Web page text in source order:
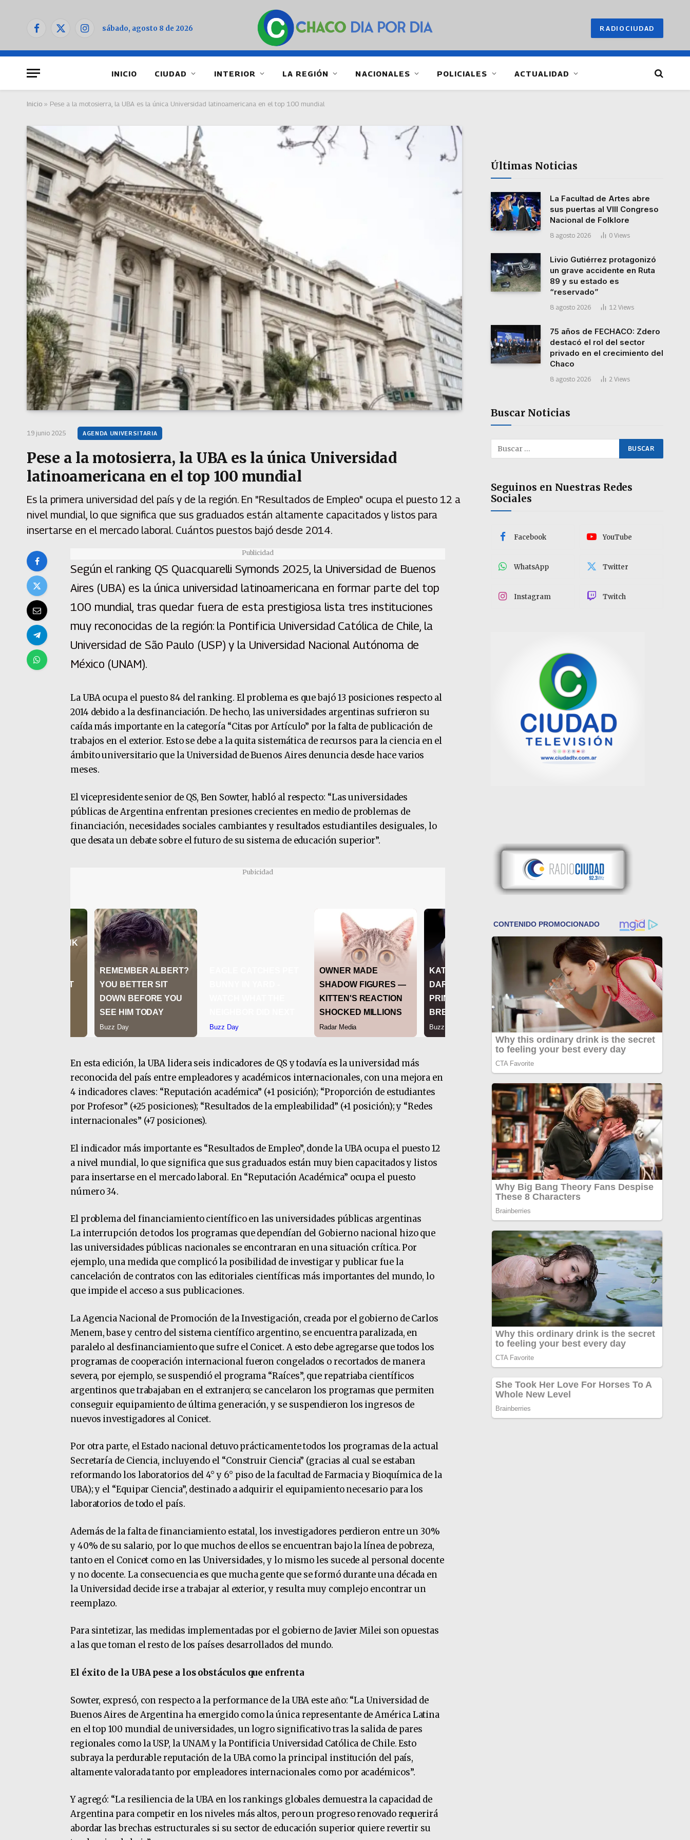
Facebook
X
Instagramsábado, agosto 8 de 2026 RADIOCIUDAD
INICIO CIUDAD INTERIOR LA REGIÓN NACIONALES POLICIALES ACTUALIDAD
Inicio » Pese a la motosierra, la UBA es la única Universidad latinoamericana en el top 100 mundial
19 junio 2025 AGENDA UNIVERSITARIA
Pese a la motosierra, la UBA es la única Universidad
latinoamericana en el top 100 mundial
Es la primera universidad del país y de la región. En "Resultados de Empleo" ocupa el puesto 12 a
nivel mundial, lo que significa que sus graduados están altamente capacitados y listos para
insertarse en el mercado laboral. Cuántos puestos bajó desde 2014.
Publicidad
Según el ranking QS Quacquarelli Symonds 2025, la Universidad de Buenos
Aires (UBA) es la única universidad latinoamericana en formar parte del top
100 mundial, tras quedar fuera de esta prestigiosa lista tres instituciones
muy reconocidas de la región: la Pontificia Universidad Católica de Chile, la
Universidad de São Paulo (USP) y la Universidad Nacional Autónoma de
México (UNAM).
La UBA ocupa el puesto 84 del ranking. El problema es que bajó 13 posiciones respecto al
2014 debido a la desfinanciación. De hecho, las universidades argentinas sufrieron su
caída más importante en la categoría “Citas por Artículo” por la falta de publicación de
trabajos en el exterior. Esto se debe a la quita sistemática de recursos para la ciencia en el
ámbito universitario que la Universidad de Buenos Aires denuncia desde hace varios
meses.
El vicepresidente senior de QS, Ben Sowter, habló al respecto: “Las universidades
públicas de Argentina enfrentan presiones crecientes en medio de problemas de
financiación, necesidades sociales cambiantes y resultados estudiantiles desiguales, lo
que desata un debate sobre el futuro de su sistema de educación superior”.
Pubicidad
En esta edición, la UBA lidera seis indicadores de QS y todavía es la universidad más
reconocida del país entre empleadores y académicos internacionales, con una mejora en
4 indicadores claves: “Reputación académica” (+1 posición); “Proporción de estudiantes
por Profesor” (+25 posiciones); “Resultados de la empleabilidad” (+1 posición); y “Redes
internacionales” (+7 posiciones).
El indicador más importante es “Resultados de Empleo”, donde la UBA ocupa el puesto 12
a nivel mundial, lo que significa que sus graduados están muy bien capacitados y listos
para insertarse en el mercado laboral. En “Reputación Académica” ocupa el puesto
número 34.
El problema del financiamiento científico en las universidades públicas argentinas
La interrupción de todos los programas que dependían del Gobierno nacional hizo que
las universidades públicas nacionales se encontraran en una situación crítica. Por
ejemplo, una medida que complicó la posibilidad de investigar y publicar fue la
cancelación de contratos con las editoriales científicas más importantes del mundo, lo
que impide el acceso a sus publicaciones.
La Agencia Nacional de Promoción de la Investigación, creada por el gobierno de Carlos
Menem, base y centro del sistema científico argentino, se encuentra paralizada, en
paralelo al desfinanciamiento que sufre el Conicet. A esto debe agregarse que todos los
programas de cooperación internacional fueron congelados o recortados de manera
severa, por ejemplo, se suspendió el programa “Raíces”, que repatriaba científicos
argentinos que trabajaban en el extranjero; se cancelaron los programas que permiten
conseguir equipamiento de última generación, y se suspendieron los ingresos de
nuevos investigadores al Conicet.
Por otra parte, el Estado nacional detuvo prácticamente todos los programas de la actual
Secretaría de Ciencia, incluyendo el “Construir Ciencia” (gracias al cual se estaban
reformando los laboratorios del 4° y 6° piso de la facultad de Farmacia y Bioquímica de la
UBA); y el “Equipar Ciencia”, destinado a adquirir el equipamiento necesario para los
laboratorios de todo el país.
Además de la falta de financiamiento estatal, los investigadores perdieron entre un 30%
y 40% de su salario, por lo que muchos de ellos se encuentran bajo la línea de pobreza,
tanto en el Conicet como en las Universidades, y lo mismo les sucede al personal docente
y no docente. La consecuencia es que mucha gente que se formó durante una década en
la Universidad decide irse a trabajar al exterior, y resulta muy complejo encontrar un
reemplazo.
Para sintetizar, las medidas implementadas por el gobierno de Javier Milei son opuestas
a las que toman el resto de los países desarrollados del mundo.
El éxito de la UBA pese a los obstáculos que enfrenta
Sowter, expresó, con respecto a la performance de la UBA este año: “La Universidad de
Buenos Aires de Argentina ha emergido como la única representante de América Latina
en el top 100 mundial de universidades, un logro significativo tras la salida de pares
regionales como la USP, la UNAM y la Pontificia Universidad Católica de Chile. Esto
subraya la perdurable reputación de la UBA como la principal institución del país,
altamente valorada tanto por empleadores internacionales como por académicos”.
Y agregó: “La resiliencia de la UBA en los rankings globales demuestra la capacidad de
Argentina para competir en los niveles más altos, pero un progreso renovado requerirá
abordar las brechas estructurales si su sector de educación superior quiere revertir su
Últimas Noticias
La Facultad de Artes abre
sus puertas al VIII Congreso
Nacional de Folklore
8 agosto 2026 0 Views
Livio Gutiérrez protagonizó
un grave accidente en Ruta
89 y su estado es
“reservado”
8 agosto 2026 12 Views
75 años de FECHACO: Zdero
destacó el rol del sector
privado en el crecimiento del
Chaco
8 agosto 2026 2 Views
Buscar Noticias
Seguinos en Nuestras Redes
Sociales
Facebook YouTube
WhatsApp Twitter
Instagram Twitch